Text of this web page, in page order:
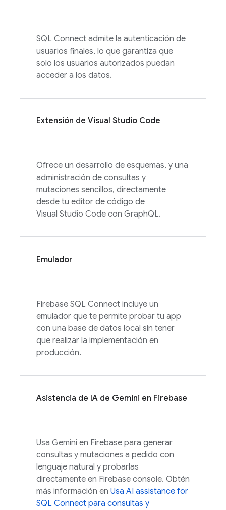
SQL Connect admite la autenticación de
usuarios finales, lo que garantiza que
solo los usuarios autorizados puedan
acceder a los datos.
Extensión de Visual Studio Code
Ofrece un desarrollo de esquemas, y una
administración de consultas y
mutaciones sencillos, directamente
desde tu editor de código de
Visual Studio Code con GraphQL.
Emulador
Firebase SQL Connect incluye un
emulador que te permite probar tu app
con una base de datos local sin tener
que realizar la implementación en
producción.
Asistencia de IA de Gemini en Firebase
Usa Gemini en Firebase para generar
consultas y mutaciones a pedido con
lenguaje natural y probarlas
directamente en Firebase console. Obtén
más información en Usa AI assistance for
SQL Connect para consultas y